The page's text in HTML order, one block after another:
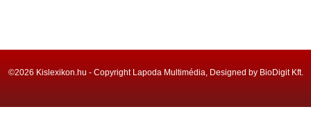
©2026 Kislexikon.hu - Copyright Lapoda Multimédia, Designed by BioDigit Kft.